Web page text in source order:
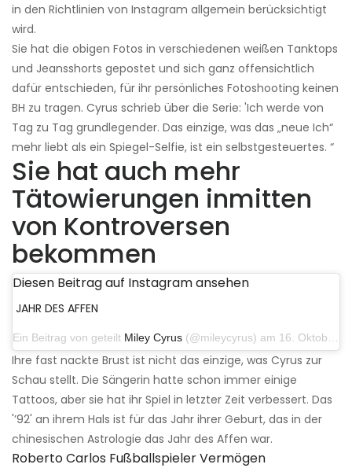
in den Richtlinien von Instagram allgemein berücksichtigt
wird.
Sie hat die obigen Fotos in verschiedenen weißen Tanktops
und Jeansshorts gepostet und sich ganz offensichtlich
dafür entschieden, für ihr persönliches Fotoshooting keinen
BH zu tragen. Cyrus schrieb über die Serie: 'Ich werde von
Tag zu Tag grundlegender. Das einzige, was das „neue Ich“
mehr liebt als ein Spiegel-Selfie, ist ein selbstgesteuertes. “
Sie hat auch mehr
Tätowierungen inmitten
von Kontroversen
bekommen
Diesen Beitrag auf Instagram ansehen
JAHR DES AFFEN
Ein Beitrag von geteilt Miley Cyrus (@mileycyrus) am 16. Oktober 2019 um 19:04 Uhr PDT
Ihre fast nackte Brust ist nicht das einzige, was Cyrus zur
Schau stellt. Die Sängerin hatte schon immer einige
Tattoos, aber sie hat ihr Spiel in letzter Zeit verbessert. Das
'’92' an ihrem Hals ist für das Jahr ihrer Geburt, das in der
chinesischen Astrologie das Jahr des Affen war.
Roberto Carlos Fußballspieler Vermögen